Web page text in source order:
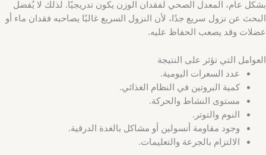
بشكل عام، المعدل الصحي لفقدان الوزن يكون تدريجيًا. لذلك لا يُفضل
البحث عن نزول سريع جدًا، لأن النزول السريع غالبًا يصاحبه فقدان ماء أو
عضلات وقد يصعب الحفاظ عليه.
العوامل التي تؤثر على النتيجة
عدد السعرات اليومية.
كمية البروتين في النظام الغذائي.
مستوى النشاط والحركة.
النوم والتوتر.
وجود مقاومة أنسولين أو مشاكل بالغدة الدرقية.
الالتزام بالجرعة والتعليمات.